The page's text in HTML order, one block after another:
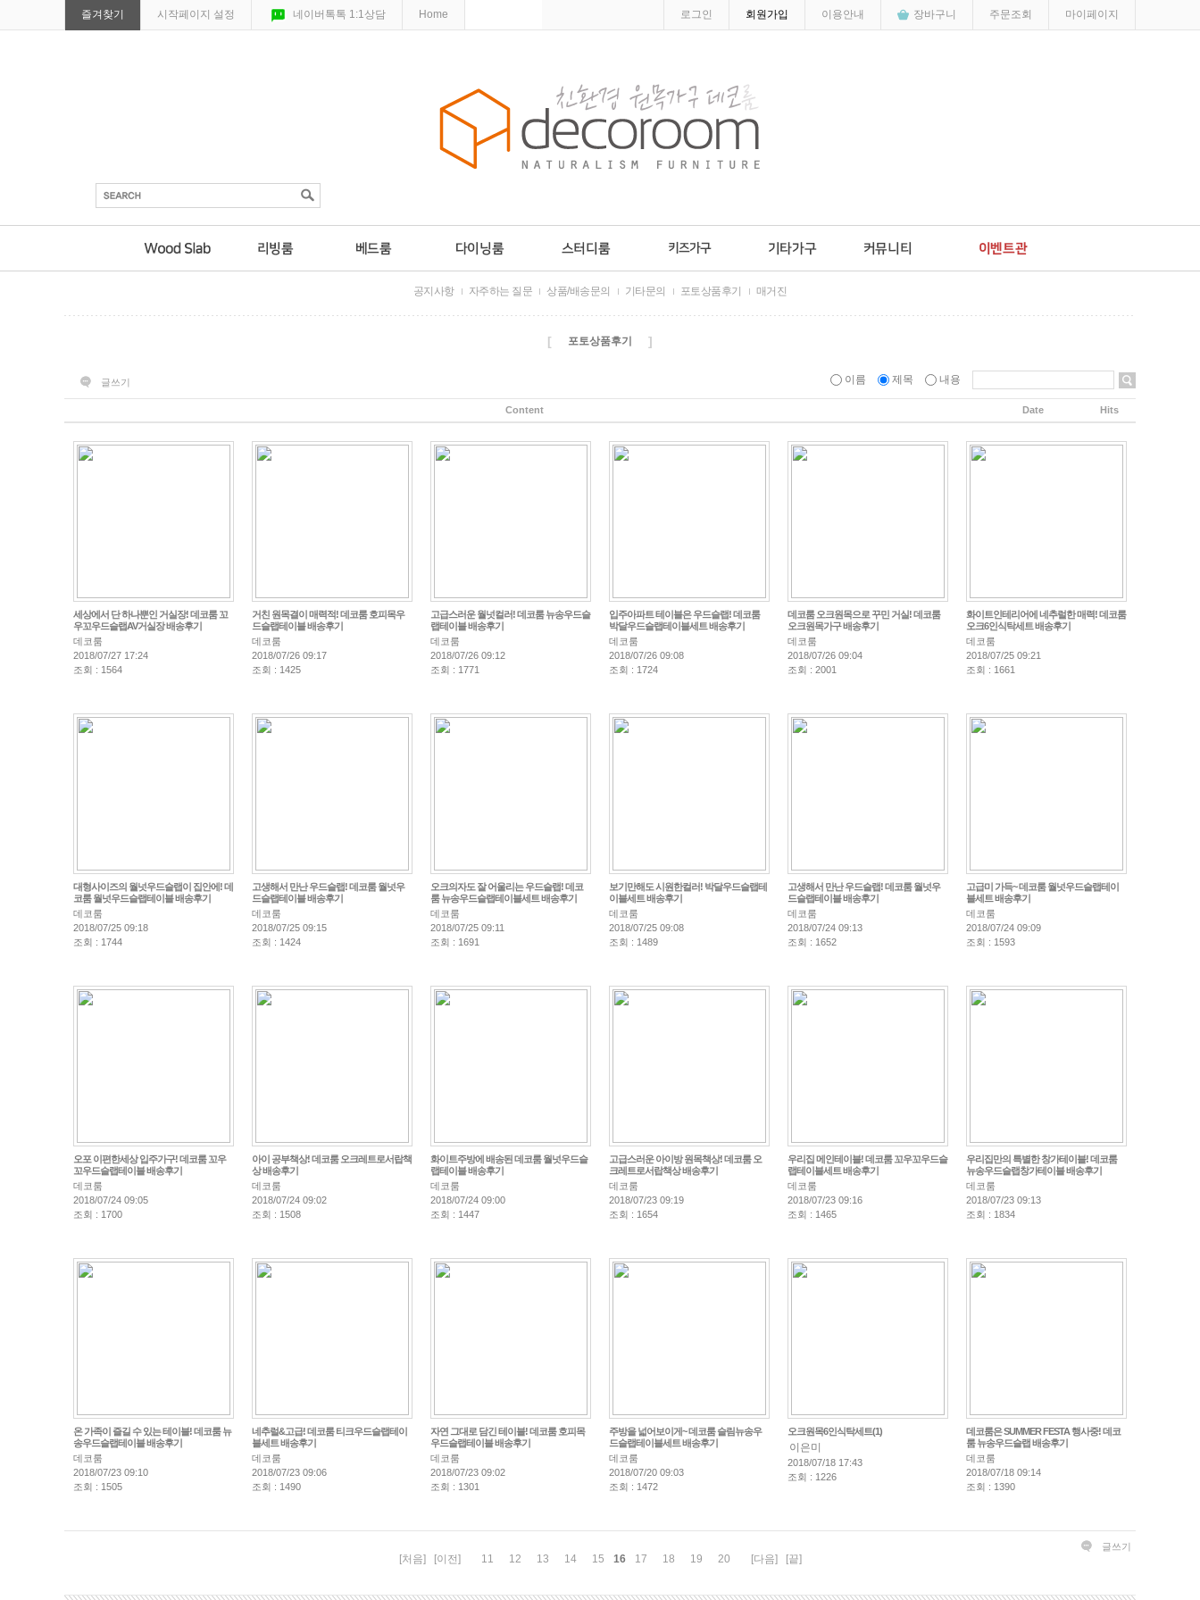
즐겨찾기 시작페이지 설정 네이버톡톡 1:1상담 Home 로그인 회원가입 이용안내 장바구니 주문조회 마이페이지
공지사항 자주하는 질문 상품/배송문의 기타문의 포토상품후기 매거진
[ 포토상품후기 ]
글쓰기 이름 제목 내용
Content Date Hits
세상에서 단 하나뿐인 거실장! 데코룸 꼬
우꼬우드슬랩AV거실장 배송후기
데코룸
2018/07/27 17:24
조회 : 1564
거친 원목결이 매력적! 데코룸 호피목우
드슬랩테이블 배송후기
데코룸
2018/07/26 09:17
조회 : 1425
고급스러운 월넛컬러! 데코룸 뉴송우드슬
랩테이블 배송후기
데코룸
2018/07/26 09:12
조회 : 1771
입주아파트 테이블은 우드슬랩! 데코룸
박달우드슬랩테이블세트 배송후기
데코룸
2018/07/26 09:08
조회 : 1724
데코룸 오크원목으로 꾸민 거실! 데코룸
오크원목가구 배송후기
데코룸
2018/07/26 09:04
조회 : 2001
화이트인테리어에 네추럴한 매력! 데코룸
오크6인식탁세트 배송후기
데코룸
2018/07/25 09:21
조회 : 1661
대형사이즈의 월넛우드슬랩이 집안에! 데
코룸 월넛우드슬랩테이블 배송후기
데코룸
2018/07/25 09:18
조회 : 1744
고생해서 만난 우드슬랩! 데코룸 월넛우
드슬랩테이블 배송후기
데코룸
2018/07/25 09:15
조회 : 1424
오크의자도 잘 어울리는 우드슬랩! 데코
룸 뉴송우드슬랩테이블세트 배송후기
데코룸
2018/07/25 09:11
조회 : 1691
보기만해도 시원한컬러! 박달우드슬랩테
이블세트 배송후기
데코룸
2018/07/25 09:08
조회 : 1489
고생해서 만난 우드슬랩! 데코룸 월넛우
드슬랩테이블 배송후기
데코룸
2018/07/24 09:13
조회 : 1652
고급미 가득~ 데코룸 월넛우드슬랩테이
블세트 배송후기
데코룸
2018/07/24 09:09
조회 : 1593
오포 이편한세상 입주가구! 데코룸 꼬우
꼬우드슬랩테이블 배송후기
데코룸
2018/07/24 09:05
조회 : 1700
아이 공부책상! 데코룸 오크레트로서랍책
상 배송후기
데코룸
2018/07/24 09:02
조회 : 1508
화이트주방에 배송된 데코룸 월넛우드슬
랩테이블 배송후기
데코룸
2018/07/24 09:00
조회 : 1447
고급스러운 아이방 원목책상! 데코룸 오
크레트로서랍책상 배송후기
데코룸
2018/07/23 09:19
조회 : 1654
우리집 메인테이블! 데코룸 꼬우꼬우드슬
랩테이블세트 배송후기
데코룸
2018/07/23 09:16
조회 : 1465
우리집만의 특별한 창가테이블! 데코룸
뉴송우드슬랩창가테이블 배송후기
데코룸
2018/07/23 09:13
조회 : 1834
온 가족이 즐길 수 있는 테이블! 데코룸 뉴
송우드슬랩테이블 배송후기
데코룸
2018/07/23 09:10
조회 : 1505
네추럴&고급! 데코룸 티크우드슬랩테이
블세트 배송후기
데코룸
2018/07/23 09:06
조회 : 1490
자연 그대로 담긴 테이블! 데코룸 호피목
우드슬랩테이블 배송후기
데코룸
2018/07/23 09:02
조회 : 1301
주방을 넓어보이게~ 데코룸 슬림뉴송우
드슬랩테이블세트 배송후기
데코룸
2018/07/20 09:03
조회 : 1472
오크원목6인식탁세트(1)
이은미
2018/07/18 17:43
조회 : 1226
데코룸은 SUMMER FESTA 행사중! 데코
룸 뉴송우드슬랩 배송후기
데코룸
2018/07/18 09:14
조회 : 1390
글쓰기
[처음] [이전] 11 12 13 14 15 16 17 18 19 20 [다음] [끝]